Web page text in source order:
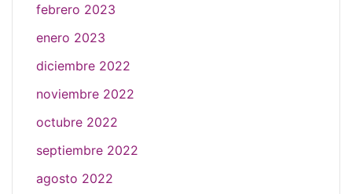
febrero 2023
enero 2023
diciembre 2022
noviembre 2022
octubre 2022
septiembre 2022
agosto 2022